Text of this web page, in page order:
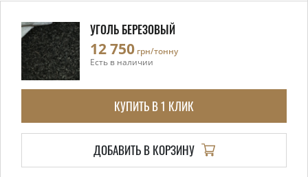
УГОЛЬ БЕРЕЗОВЫЙ
12 750 грн/тонну
Есть в наличии
КУПИТЬ В 1 КЛИК
ДОБАВИТЬ В КОРЗИНУ